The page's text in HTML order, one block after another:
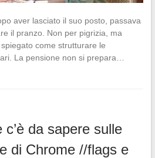
aver lasciato il suo posto, passava
il pranzo. Non per pigrizia, ma
come strutturare le
La pensione non si prepara…
da sapere sulle
di Chrome //flags e